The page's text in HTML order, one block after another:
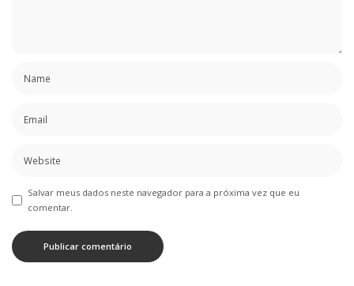
Salvar meus dados neste navegador para a próxima vez que eu
comentar.